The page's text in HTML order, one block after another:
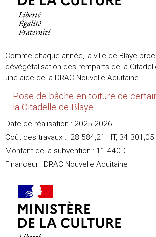
Comme chaque année, la ville de Blaye
dévégétalisation des remparts de la
une aide de la DRAC Nouvelle Aquitaine.
Pose de bâche en toiture de
la Citadelle de Blaye
Date de réalisation : 2025-2026
Coût des travaux : 28 584,21 HT, 34 301,05
Montant de la subvention : 11 440 €
Financeur : DRAC Nouvelle Aquitaine